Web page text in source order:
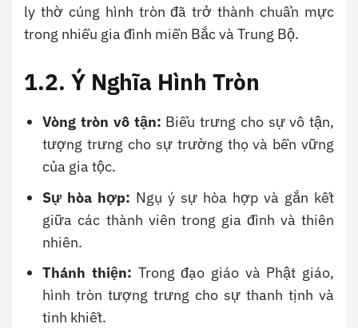
ly thờ cúng hình tròn đã trở thành chuẩn mực
trong nhiều gia đình miền Bắc và Trung Bộ.
1.2. Ý Nghĩa Hình Tròn
Vòng tròn vô tận: Biểu trưng cho sự vô tận,
tượng trưng cho sự trường thọ và bền vững
của gia tộc.
Sự hòa hợp: Ngụ ý sự hòa hợp và gắn kết
giữa các thành viên trong gia đình và thiên
nhiên.
Thánh thiện: Trong đạo giáo và Phật giáo,
hình tròn tượng trưng cho sự thanh tịnh và
tinh khiết.